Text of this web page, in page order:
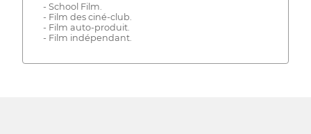
- School Film.
- Film des ciné-club.
- Film auto-produit.
- Film indépendant.